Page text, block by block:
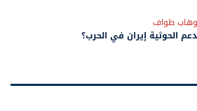
طواف
الحوثية إيران في الحرب؟